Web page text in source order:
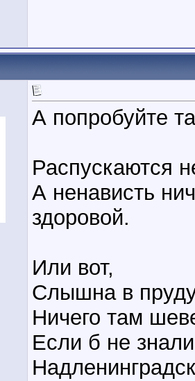
А попробуйте
Распускаются
А ненависть
здоровой.
Или вот,
Слышна в
Ничего там
Если б не